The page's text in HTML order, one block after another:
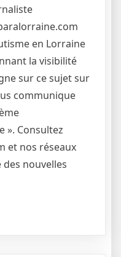
en Lorraine
la visibilité
sur ce sujet sur
communique
». Consultez
et nos réseaux
nouvelles